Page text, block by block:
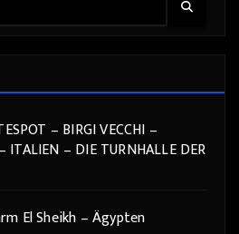
– BIRGI VECCHI –
ITALIEN – DIE TURNHALLE DER
El Sheikh – Ägypten